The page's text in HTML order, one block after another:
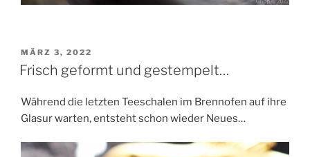
VERÖFFENTLICHT
AM
MÄRZ 3, 2022
Frisch geformt und gestempelt…
Während die letzten Teeschalen im Brennofen auf ihre
Glasur warten, entsteht schon wieder Neues…